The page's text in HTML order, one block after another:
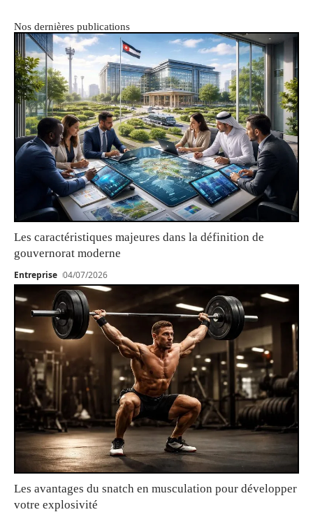
Nos dernières publications
Les caractéristiques majeures dans la définition de
gouvernorat moderne
Entreprise 04/07/2026
Les avantages du snatch en musculation pour développer
votre explosivité